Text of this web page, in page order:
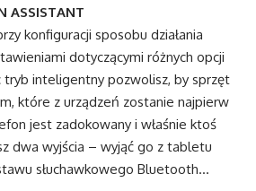
ASSISTANT
konfiguracji sposobu działania
dotyczącymi różnych opcji
tryb inteligentny pozwolisz, by sprzęt
które z urządzeń zostanie najpierw
jest zadokowany i właśnie ktoś
dwa wyjścia – wyjąć go z tabletu
słuchawkowego Bluetooth…